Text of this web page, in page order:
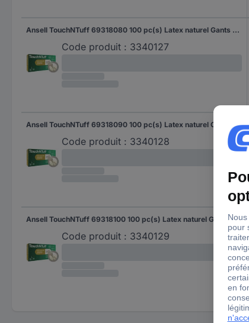
Ansell TouchNTuff 69318080 100 pc(s) Latex naturel Gants à usage unique Taille (gants): M, 7.5, 8 EN 21420:2020
Code produit : 3340127
Ansell TouchNTuff 69318090 100 pc(s) Latex naturel Gants à usage unique Taille (gants): L, 8.5, 9 EN 21420:2020
Code produit : 3340128
Ansell TouchNTuff 69318100 100 pc(s) Latex naturel Gants à usage unique Taille (gants): XL, 9.5, 10 EN 21420:2020
Code produit : 3340129